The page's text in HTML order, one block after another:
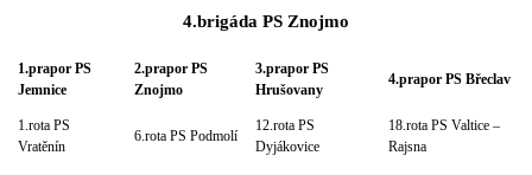
4.brigáda PS Znojmo
1.prapor PS
Jemnice
2.prapor PS
Znojmo
3.prapor PS
Hrušovany
4.prapor PS Břeclav
1.rota PS
Vratěnín
6.rota PS Podmolí
12.rota PS
Dyjákovice
18.rota PS Valtice –
Rajsna